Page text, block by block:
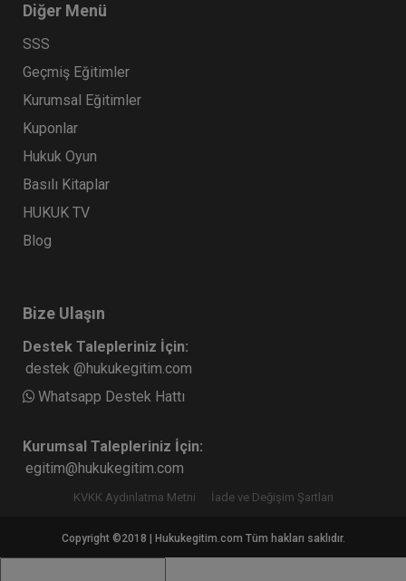
Diğer Menü
SSS
Geçmiş Eğitimler
Kurumsal Eğitimler
Kuponlar
Hukuk Oyun
Basılı Kitaplar
HUKUK TV
Blog
Bize Ulaşın
Destek Talepleriniz İçin:
destek @hukukegitim.com
Whatsapp Destek Hattı
Kurumsal Talepleriniz İçin:
egitim@hukukegitim.com
KVKK Aydınlatma Metni İade ve Değişim Şartları
Copyright ©2018 | Hukukegitim.com Tüm hakları saklıdır.